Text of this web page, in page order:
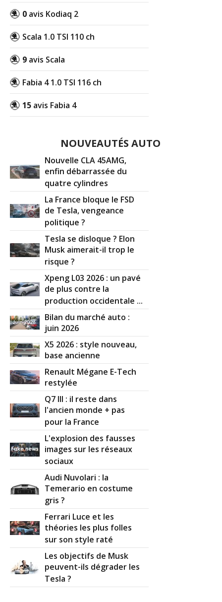
0 avis Kodiaq 2
Scala 1.0 TSI 110 ch
9 avis Scala
Fabia 4 1.0 TSI 116 ch
15 avis Fabia 4
NOUVEAUTÉS AUTO
Nouvelle CLA 45AMG,
enfin débarrassée du
quatre cylindres
La France bloque le FSD
de Tesla, vengeance
politique ?
Tesla se disloque ? Elon
Musk aimerait-il trop le
risque ?
Xpeng L03 2026 : un pavé
de plus contre la
production occidentale ...
Bilan du marché auto :
juin 2026
X5 2026 : style nouveau,
base ancienne
Renault Mégane E-Tech
restylée
Q7 III : il reste dans
l'ancien monde + pas
pour la France
L'explosion des fausses
images sur les réseaux
sociaux
Audi Nuvolari : la
Temerario en costume
gris ?
Ferrari Luce et les
théories les plus folles
sur son style raté
Les objectifs de Musk
peuvent-ils dégrader les
Tesla ?